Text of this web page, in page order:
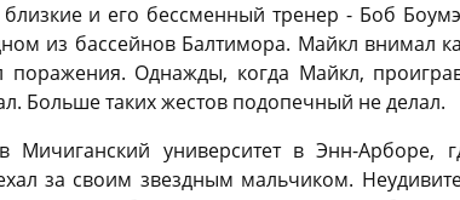
и его бессменный тренер - Боб
из бассейнов Балтимора. Майкл внимал
поражения. Однажды, когда Майкл,
Больше таких жестов подопечный не делал.
Мичиганский университет в Энн-Арборе,
за своим звездным мальчиком.